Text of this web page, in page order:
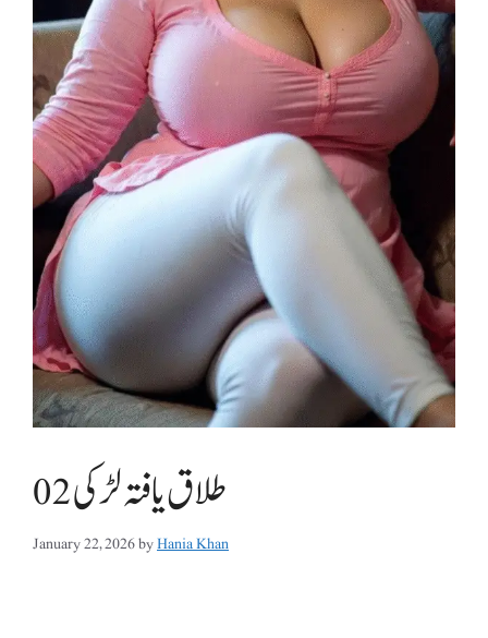
طلاق یافتہ لڑکی 02
January 22, 2026byHania Khan